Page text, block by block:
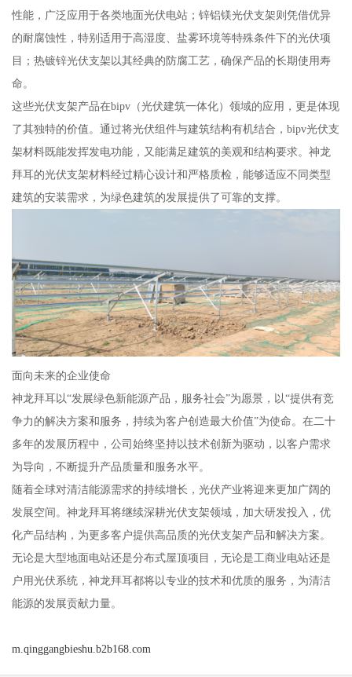
性能，广泛应用于各类地面光伏电站；锌铝镁光伏支架则凭借优异
的耐腐蚀性，特别适用于高湿度、盐雾环境等特殊条件下的光伏项
目；热镀锌光伏支架以其经典的防腐工艺，确保产品的长期使用寿
命。
这些光伏支架产品在bipv（光伏建筑一体化）领域的应用，更是体现
了其独特的价值。通过将光伏组件与建筑结构有机结合，bipv光伏支
架材料既能发挥发电功能，又能满足建筑的美观和结构要求。神龙
拜耳的光伏支架材料经过精心设计和严格质检，能够适应不同类型
建筑的安装需求，为绿色建筑的发展提供了可靠的支撑。
面向未来的企业使命
神龙拜耳以“发展绿色新能源产品，服务社会”为愿景，以“提供有竞
争力的解决方案和服务，持续为客户创造最大价值”为使命。在二十
多年的发展历程中，公司始终坚持以技术创新为驱动，以客户需求
为导向，不断提升产品质量和服务水平。
随着全球对清洁能源需求的持续增长，光伏产业将迎来更加广阔的
发展空间。神龙拜耳将继续深耕光伏支架领域，加大研发投入，优
化产品结构，为更多客户提供高品质的光伏支架产品和解决方案。
无论是大型地面电站还是分布式屋顶项目，无论是工商业电站还是
户用光伏系统，神龙拜耳都将以专业的技术和优质的服务，为清洁
能源的发展贡献力量。
m.qinggangbieshu.b2b168.com